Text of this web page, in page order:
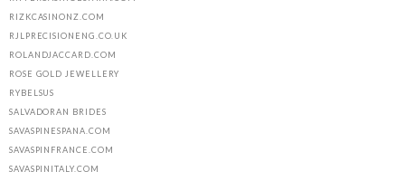
RIZKCASINONZ.COM
RJLPRECISIONENG.CO.UK
ROLANDJACCARD.COM
ROSE GOLD JEWELLERY
RYBELSUS
SALVADORAN BRIDES
SAVASPINESPANA.COM
SAVASPINFRANCE.COM
SAVASPINITALY.COM